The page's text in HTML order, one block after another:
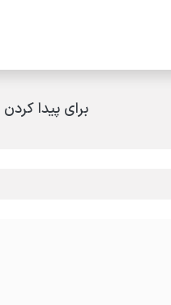
برای پیدا کردن